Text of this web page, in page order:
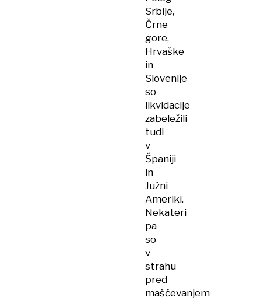
Srbije,
Črne
gore,
Hrvaške
in
Slovenije
so
likvidacije
zabeležili
tudi
v
Španiji
in
Južni
Ameriki.
Nekateri
pa
so
v
strahu
pred
maščevanjem